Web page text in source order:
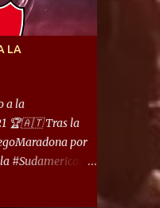
clásico de los
del fútbol
Dock Sud es otro
tierras, aunque el
encuentro, más
tantos
LA
a la
🏆🇦🇹 Tras la
por
#Sudamericana
estás dos